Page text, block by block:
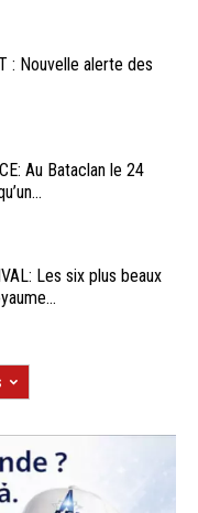
: Nouvelle alerte des
Au Bataclan le 24
Les six plus beaux